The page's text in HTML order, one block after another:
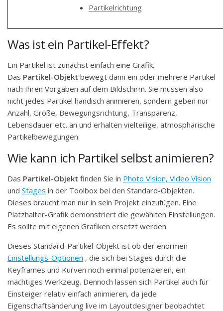
Partikelrichtung
Was ist ein Partikel-Effekt?
Ein Partikel ist zunächst einfach eine Grafik.
Das Partikel-Objekt bewegt dann ein oder mehrere Partikel
nach Ihren Vorgaben auf dem Bildschirm. Sie müssen also
nicht jedes Partikel händisch animieren, sondern geben nur
Anzahl, Größe, Bewegungsrichtung, Transparenz,
Lebensdauer etc. an und erhalten vielteilige, atmosphärische
Partikelbewegungen.
Wie kann ich Partikel selbst animieren?
Das Partikel-Objekt finden Sie in Photo Vision, Video Vision
und Stages in der Toolbox bei den Standard-Objekten.
Dieses braucht man nur in sein Projekt einzufügen. Eine
Platzhalter-Grafik demonstriert die gewählten Einstellungen.
Es sollte mit eigenen Grafiken ersetzt werden.
Dieses Standard-Partikel-Objekt ist ob der enormen
Einstellungs-Optionen , die sich bei Stages durch die
Keyframes und Kurven noch einmal potenzieren, ein
mächtiges Werkzeug. Dennoch lassen sich Partikel auch für
Einsteiger relativ einfach animieren, da jede
Eigenschaftsänderung live im Layoutdesigner beobachtet